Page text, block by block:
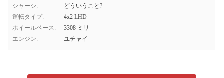
シャーシ:
どういうこと?
運転タイプ:
4x2 LHD
ホイールベース:
3308 ミリ
エンジン:
ユチャイ